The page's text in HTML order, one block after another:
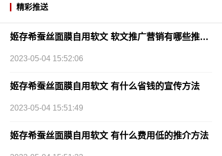
精彩推送
姬存希蚕丝面膜自用软文 软文推广营销有哪些推广方式
2023-05-04 15:52:06
姬存希蚕丝面膜自用软文 有什么省钱的宣传方法
2023-05-04 15:51:49
姬存希蚕丝面膜自用软文 有什么费用低的推介方法